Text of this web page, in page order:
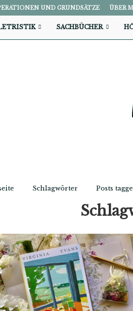
UND GRUNDSÄTZE ÜBER
SACHBÜCHER
Schlagwörter Posts